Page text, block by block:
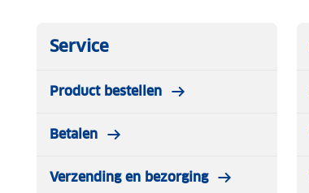
Service
Product bestellen
Betalen
Verzending en bezorging